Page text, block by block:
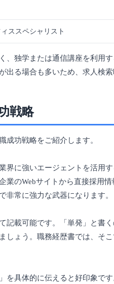
ススペシャリスト
、独学または通信講座を利用
る場合も多いため、求人検
戦略
成功戦略をご紹介します。
界に強いエージェントを活用
業のWebサイトから直接採用
非常に強力な武器になります。
記載可能です。「単発」と書
しょう。職務経歴書では、そ
を具体的に伝えると好印象で